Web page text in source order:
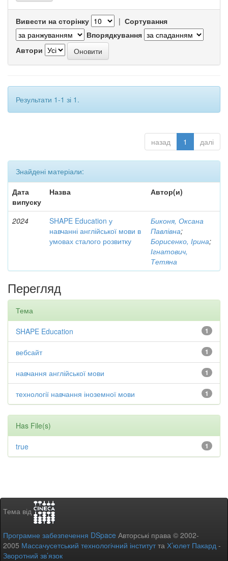
Вивести на сторінку | Сортування
Впорядкування
Автори
Результати 1-1 зі 1.
назад 1 далі
Знайдені матеріали:
Дата
випуску
Назва Автор(и)
2024
SHAPE Education у
навчанні англійської мови в
умовах сталого розвитку
Биконя, Оксана
Павлівна;
Борисенко, Ірина;
Ігнатович,
Тетяна
Перегляд
Тема
1
SHAPE Education
1
вебсайт
1
навчання англійської мови
1
технології навчання іноземної мови
Has File(s)
1
true
Тема від
Програмне забезпечення DSpace Авторські права © 2002-
2005 Массачусетський технологічний інститутта Х’юлет Пакард -
Зворотний зв’язок